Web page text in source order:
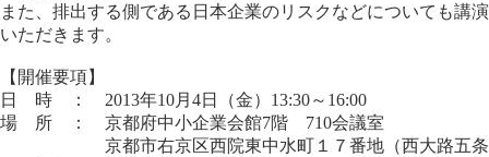
また、排出する側である日本企業のリスクなどについても講演
いただきます。
【開催要項】
日 時 ： 2013年10月4日（金）13:30～16:00
場 所 ： 京都府中小企業会館7階 710会議室
京都市右京区西院東中水町１７番地（西大路五条